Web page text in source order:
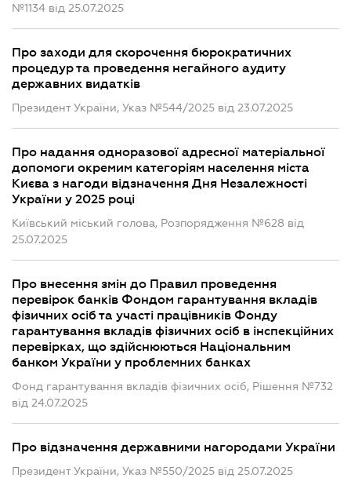
№1134 від 25.07.2025
Про заходи для скорочення бюрократичних
процедур та проведення негайного аудиту
державних видатків
Президент України, Указ №544/2025 від 23.07.2025
Про надання одноразової адресної матеріальної
допомоги окремим категоріям населення міста
Києва з нагоди відзначення Дня Незалежності
України у 2025 році
Київський міський голова, Розпорядження №628 від
25.07.2025
Про внесення змін до Правил проведення
перевірок банків Фондом гарантування вкладів
фізичних осіб та участі працівників Фонду
гарантування вкладів фізичних осіб в інспекційних
перевірках, що здійснюються Національним
банком України у проблемних банках
Фонд гарантування вкладів фізичних осіб, Рішення №732
від 24.07.2025
Про відзначення державними нагородами України
Президент України, Указ №550/2025 від 25.07.2025